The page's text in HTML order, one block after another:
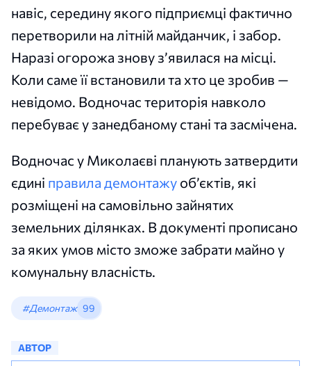
навіс, середину якого підприємці фактично
перетворили на літній майданчик, і забор.
Наразі огорожа знову з’явилася на місці.
Коли саме її встановили та хто це зробив —
невідомо. Водночас територія навколо
перебуває у занедбаному стані та засмічена.
Водночас у Миколаєві планують затвердити
єдині правила демонтажу об’єктів, які
розміщені на самовільно зайнятих
земельних ділянках. В документі прописано
за яких умов місто зможе забрати майно у
комунальну власність.
#Демонтаж 99
АВТОР